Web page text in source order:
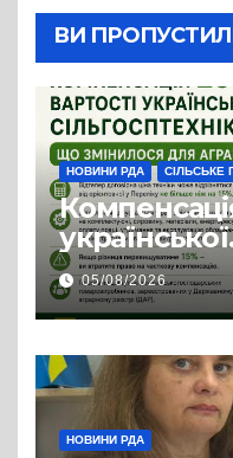
ВИ
НОВИНИ РДА СІЛЬСЬКЕ
української
змінилося
05/08/2026
НОВИНИ РДА